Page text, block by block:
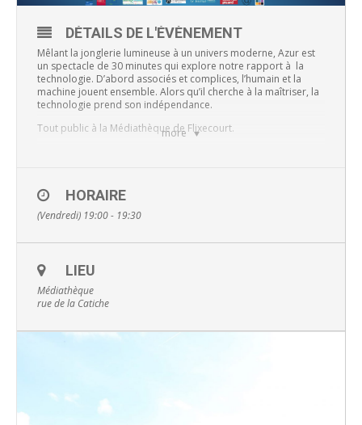
more
DÉTAILS DE L'ÉVÈNEMENT
Mêlant la jonglerie lumineuse à un univers moderne, Azur est
un spectacle de 30 minutes qui explore notre rapport à la
technologie. D’abord associés et complices, l’humain et la
machine jouent ensemble. Alors qu’il cherche à la maîtriser, la
technologie prend son indépendance.
Tout public à la Médiathèque de Flixecourt.
Flixecourt
Infos & réservations: 03 22 39 18 17
En savoir plus sur le site du réseau lecture Nièvre et Somme
HORAIRE
(Vendredi) 19:00 - 19:30
LIEU
Médiathèque
rue de la Catiche